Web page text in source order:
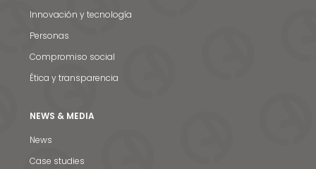
Innovación y tecnología
Personas
Compromiso social
Ética y transparencia
NEWS & MEDIA
News
Case studies